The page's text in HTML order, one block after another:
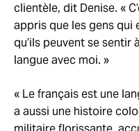
clientèle, dit Denise. «
appris que les gens qui
qu’ils peuvent se sentir
langue avec moi. »
« Le français est une
a aussi une histoire